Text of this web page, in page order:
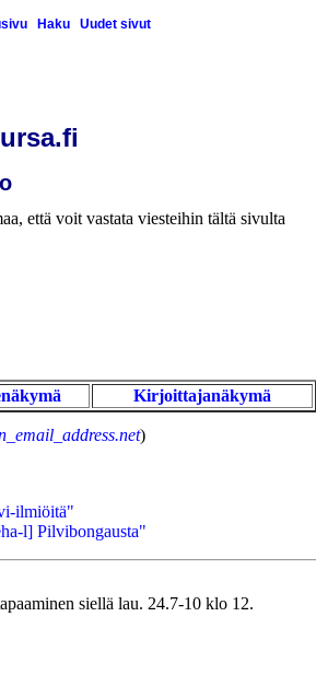
Haku Uudet sivut
että voit vastata viesteihin tältä sivulta
Kirjoittajanäkymä
)
ilmiöitä"
l] Pilvibongausta"
siellä lau. 24.7-10 klo 12.